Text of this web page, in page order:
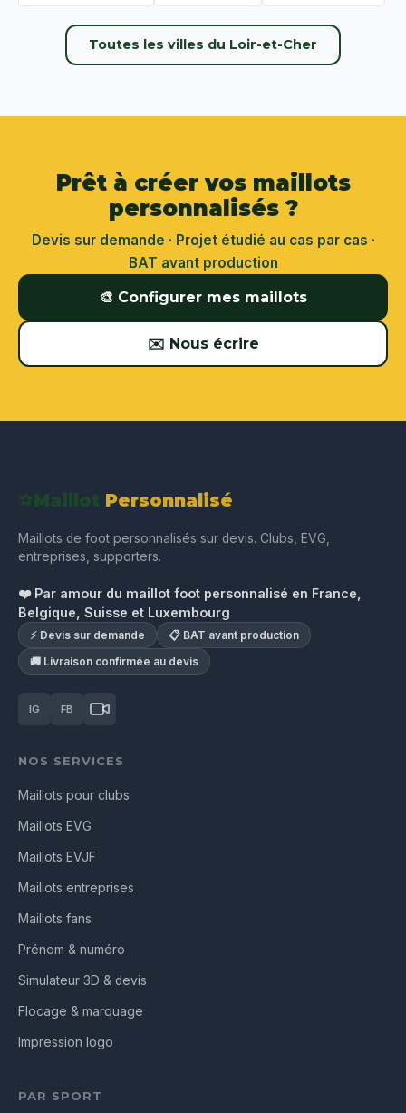
Toutes les villes du Loir-et-Cher
Prêt à créer vos maillots
personnalisés ?
Devis sur demande · Projet étudié au cas par cas ·
BAT avant production
🎨 Configurer mes maillots
✉️ Nous écrire
⚽Maillot Personnalisé
Maillots de foot personnalisés sur devis. Clubs, EVG,
entreprises, supporters.
❤️ Par amour du maillot foot personnalisé en France,
Belgique, Suisse et Luxembourg
⚡ Devis sur demande
📋 BAT avant production
🚚 Livraison confirmée au devis
IG FB
NOS SERVICES
Maillots pour clubs
Maillots EVG
Maillots EVJF
Maillots entreprises
Maillots fans
Prénom & numéro
Simulateur 3D & devis
Flocage & marquage
Impression logo
PAR SPORT